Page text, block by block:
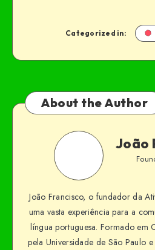
Categorized in:
About the Author
João
João Francisco, o fundador da
uma vasta experiência para a
língua portuguesa. Formado em
pela Universidade de São Paulo